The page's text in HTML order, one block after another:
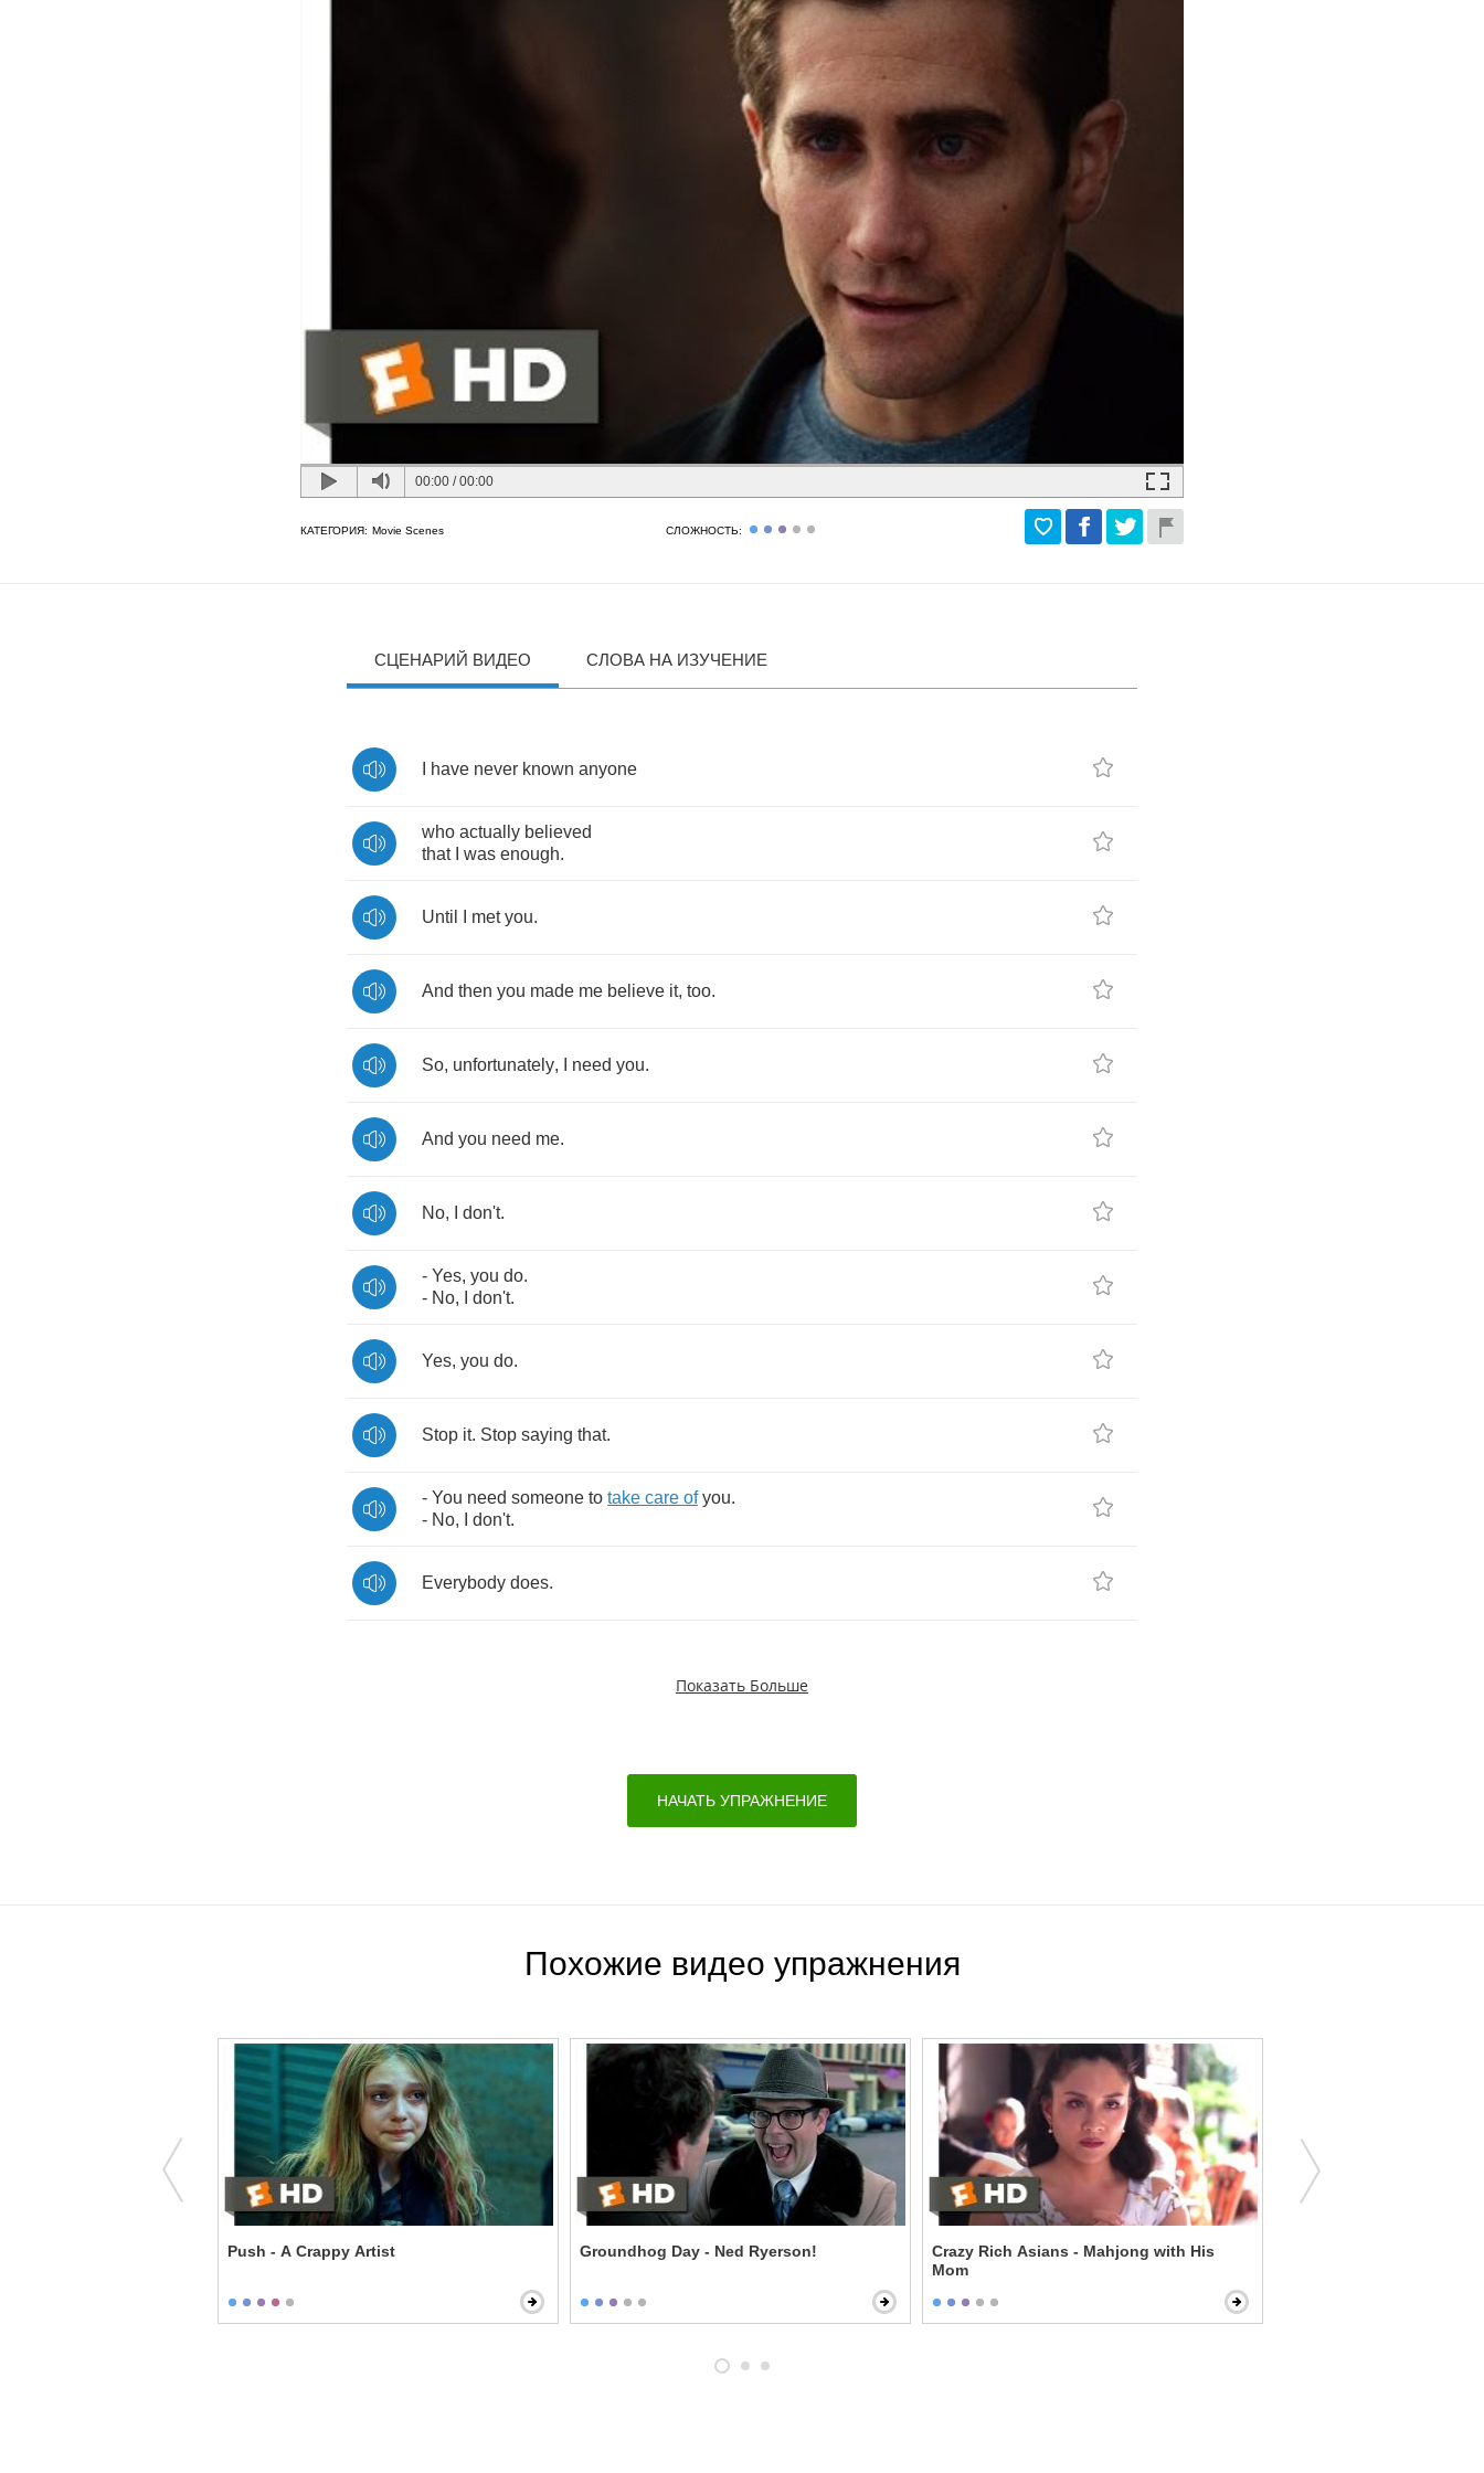
00:00 /00:00
КАТЕГОРИЯ: Movie Scenes СЛОЖНОСТЬ:
СЦЕНАРИЙ ВИДЕО СЛОВА НА ИЗУЧЕНИЕ
have never known anyone
who actually believed
that
was enough.
Until met you.
And then you made me believe it, too.
So, unfortunately, need you.
And you need me.
No, don't.
- Yes, you do.
- No, don't.
Yes, you do.
Stop it. Stop saying that.
- You need someone to take care of you.
- No, don't.
Everybody does.
Показать Больше
НАЧАТЬ УПРАЖНЕНИЕ
Похожие видео упражнения
Push - A Crappy Artist Groundhog Day - Ned Ryerson!
Crazy Rich Asians - Mahjong with His
Mom